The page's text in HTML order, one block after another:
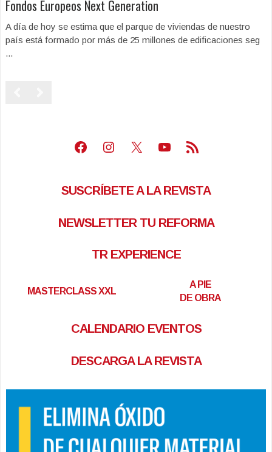
Fondos Europeos Next Generation
A día de hoy se estima que el parque de viviendas de nuestro
país está formado por más de 25 millones de edificaciones seg
...
Facebook
Instagram
X Youtube
Feed RSS
SUSCRÍBETE A LA REVISTA
NEWSLETTER TU REFORMA
TR EXPERIENCE
MASTERCLASS XXL
A PIE
DE OBRA
CALENDARIO EVENTOS
DESCARGA LA REVISTA